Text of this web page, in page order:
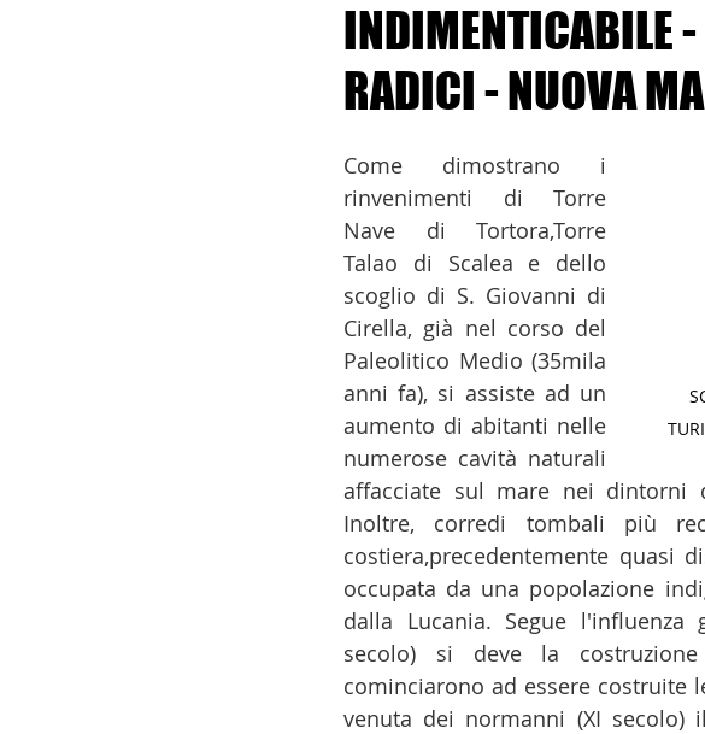
04 - ITALIANI ALL'ESTERO Europa 05 -
06 - ITALIANI ALL'ESTERO Asia 07 -
08 - ITALIANI IN OCEANIA 09 -
11 - ITALIANI ALL'ESTERO Sud Amer
14 - IIC IST. ITALIANO CULTURA 15 -
17 - ASSOCIAZIONI 18 - MAPPE
20 - AMERICA 21 - AMERICA-CENTRO
24 - ASIA 25 - OCEANIA 26 -
INDIMENTICABILE -
RADICI - NUOVA
Come dimostrano i
rinvenimenti di Torre
Nave di Tortora,Torre
Talao di Scalea e dello
scoglio di S. Giovanni di
Cirella, già nel corso del
Paleolitico Medio (35mila
anni fa), si assiste ad un
aumento di abitanti nelle
numerose cavità naturali
affacciate sul mare nei dintorni
Inoltre, corredi tombali più
costiera,precedentemente quasi
occupata da una popolazione
dalla Lucania. Segue
secolo) si deve la
cominciarono ad essere costruite
venuta dei normanni (XI